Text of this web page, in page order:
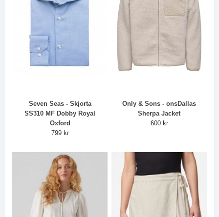
Seven Seas - Skjorta
SS310 MF Dobby Royal
Oxford
799 kr
Only & Sons - onsDallas
Sherpa Jacket
600 kr